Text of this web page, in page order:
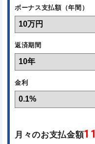
ボーナス支払額（年間）
返済期間
金利
月々のお支払金額